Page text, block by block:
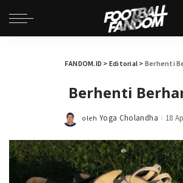
FANDOM.ID > Editorial > Berhenti
Berhenti
Posted
oleh Yoga Cholandha 18